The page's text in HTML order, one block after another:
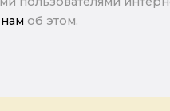
об этом.